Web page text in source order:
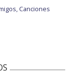
Canciones